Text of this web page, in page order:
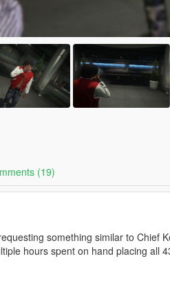
(19)
something similar to Chief
hours spent on hand placing all